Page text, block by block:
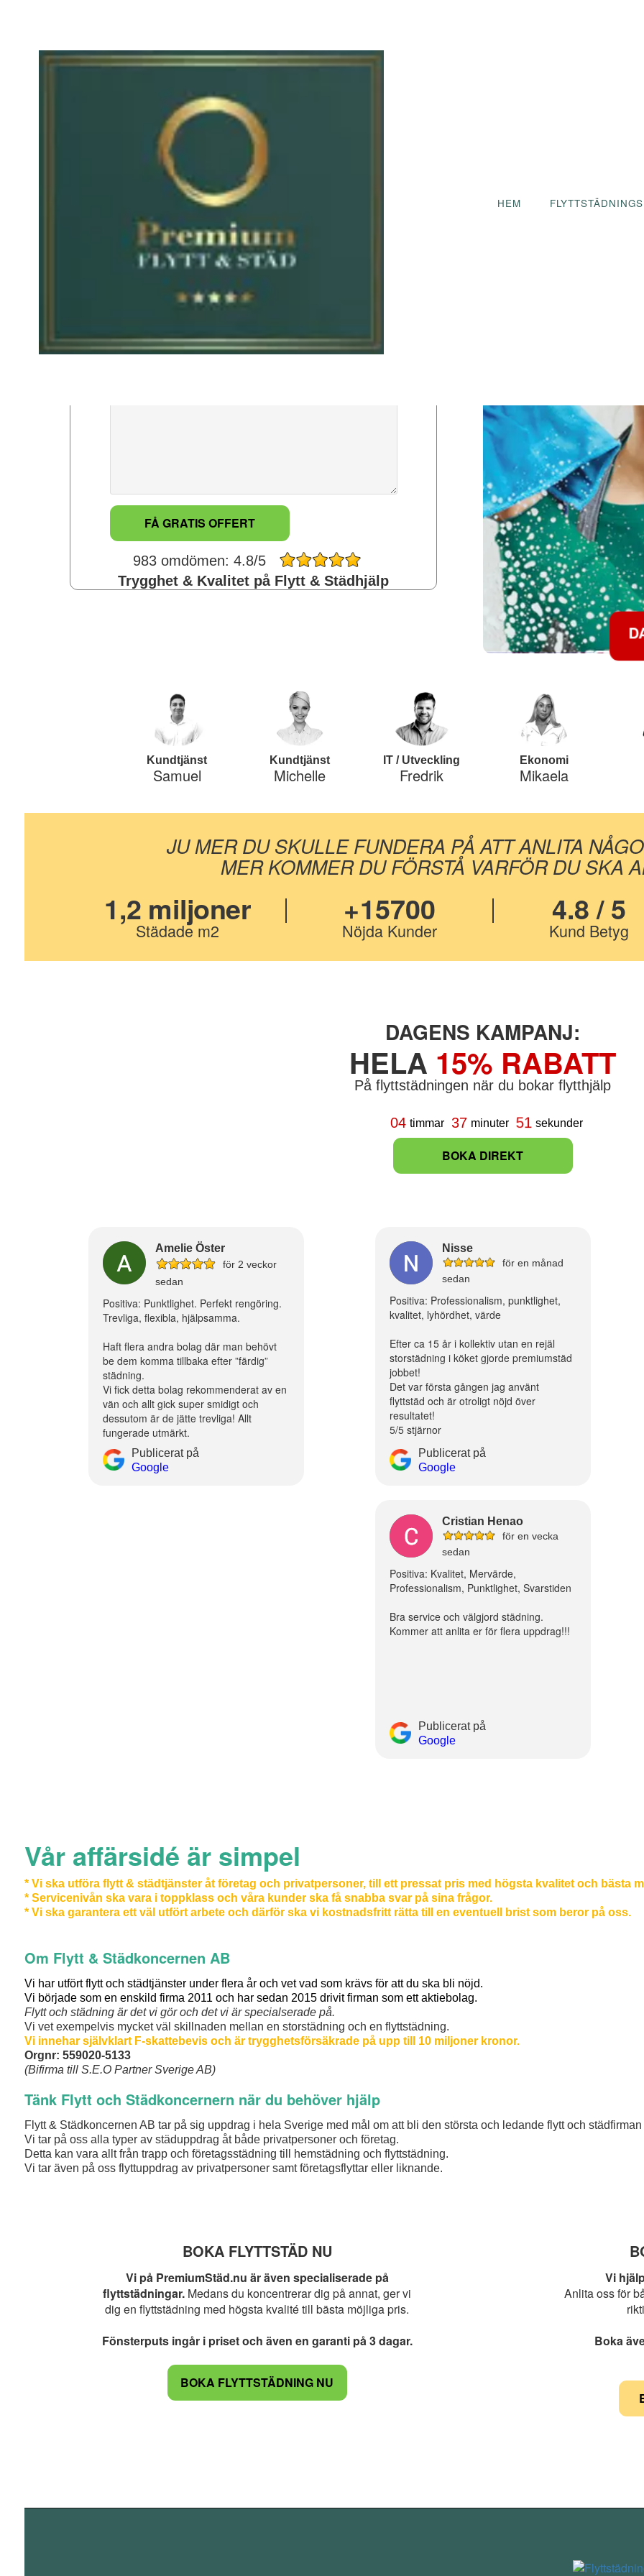
HEM
Om oss
E-post: *
Telefonnummer: *
Meddelande: *
983 omdömen: 4.8/5
Trygghet & Kvalitet på Flytt & Städhjälp
Kundtjänst
Samuel
Kundtjänst
Michelle
IT / Utveckling
Fredrik
Ekonomi
Mikaela
JU MER DU SKULLE FUNDERA PÅ ATT ANLITA
MER KOMMER DU FÖRSTÅ VARFÖR DU SKA
1,2 miljoner
Städade m2
+15700
Nöjda Kunder
4.8 / 5
Kund Betyg
DAGENS KAMPANJ:
HELA 15% RABATT
På flyttstädningen när du bokar flytthjälp
04 timmar 37 minuter 50 sekunder
BOKA DIREKT
Amelie Öster
för 2 veckor
sedan
Positiva: Punktlighet. Perfekt rengöring.
Trevliga, flexibla, hjälpsamma.
Haft flera andra bolag där man behövt
be dem komma tillbaka efter ”färdig”
städning.
Vi fick detta bolag rekommenderat av en
vän och allt gick super smidigt och
dessutom är de jätte trevliga! Allt
fungerade utmärkt.
Publicerat på
Google
Nisse
för en månad
sedan
Positiva: Professionalism, punktlighet,
kvalitet, lyhördhet, värde
Efter ca 15 år i kollektiv utan en rejäl
storstädning i köket gjorde premiumstäd
jobbet!
Det var första gången jag använt
flyttstäd och är otroligt nöjd över
resultatet!
5/5 stjärnor
Publicerat på
Google
Cristian Henao
för en vecka
sedan
Positiva: Kvalitet, Mervärde,
Professionalism, Punktlighet, Svarstiden
Bra service och välgjord städning.
Kommer att anlita er för flera uppdrag!!!
Publicerat på
Google
Vår affärsidé är simpel
* Vi ska utföra flytt & städtjänster åt företag och privatpersoner, till ett pressat pris med högsta kvalitet och bästa
* Servicenivån ska vara i toppklass och våra kunder ska få snabba svar på sina frågor.
* Vi ska garantera ett väl utfört arbete och därför ska vi kostnadsfritt rätta till en eventuell brist som beror på oss.
Om Flytt & Städkoncernen AB
Vi har utfört flytt och städtjänster under flera år och vet vad som krävs för att du ska bli nöjd.
Vi började som en enskild firma 2011 och har sedan 2015 drivit firman som ett aktiebolag.
Flytt och städning är det vi gör och det vi är specialserade på.
Vi vet exempelvis mycket väl skillnaden mellan en storstädning och en flyttstädning.
Vi innehar självklart F-skattebevis och är trygghetsförsäkrade på upp till 10 miljoner kronor.
Orgnr: 559020-5133
(Bifirma till S.E.O Partner Sverige AB)
Tänk Flytt och Städkoncernern när du behöver hjälp
Flytt & Städkoncernen AB tar på sig uppdrag i hela Sverige med mål om att bli den största och ledande flytt och
Vi tar på oss alla typer av städuppdrag åt både privatpersoner och företag.
Detta kan vara allt från trapp och företagsstädning till hemstädning och flyttstädning.
Vi tar även på oss flyttuppdrag av privatpersoner samt företagsflyttar eller liknande.
BOKA FLYTTSTÄD NU
Vi på PremiumStäd.nu är även specialiserade på
flyttstädningar. Medans du koncentrerar dig på annat, ger vi
dig en flyttstädning med högsta kvalité till bästa möjliga pris.
Fönsterputs ingår i priset och även en garanti på 3 dagar.
BOKA FLYTTSTÄDNING NU
Vi
Anlita oss för
Boka